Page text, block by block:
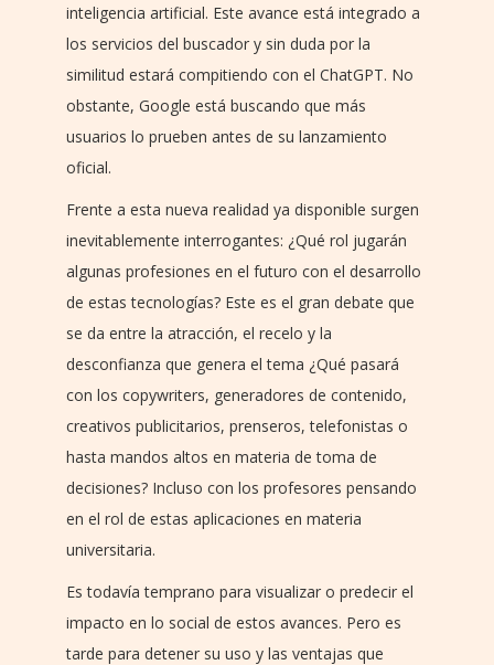
inteligencia artificial. Este avance está integrado a
los servicios del buscador y sin duda por la
similitud estará compitiendo con el ChatGPT. No
obstante, Google está buscando que más
usuarios lo prueben antes de su lanzamiento
oficial.
Frente a esta nueva realidad ya disponible surgen
inevitablemente interrogantes: ¿Qué rol jugarán
algunas profesiones en el futuro con el desarrollo
de estas tecnologías? Este es el gran debate que
se da entre la atracción, el recelo y la
desconfianza que genera el tema ¿Qué pasará
con los copywriters, generadores de contenido,
creativos publicitarios, prenseros, telefonistas o
hasta mandos altos en materia de toma de
decisiones? Incluso con los profesores pensando
en el rol de estas aplicaciones en materia
universitaria.
Es todavía temprano para visualizar o predecir el
impacto en lo social de estos avances. Pero es
tarde para detener su uso y las ventajas que